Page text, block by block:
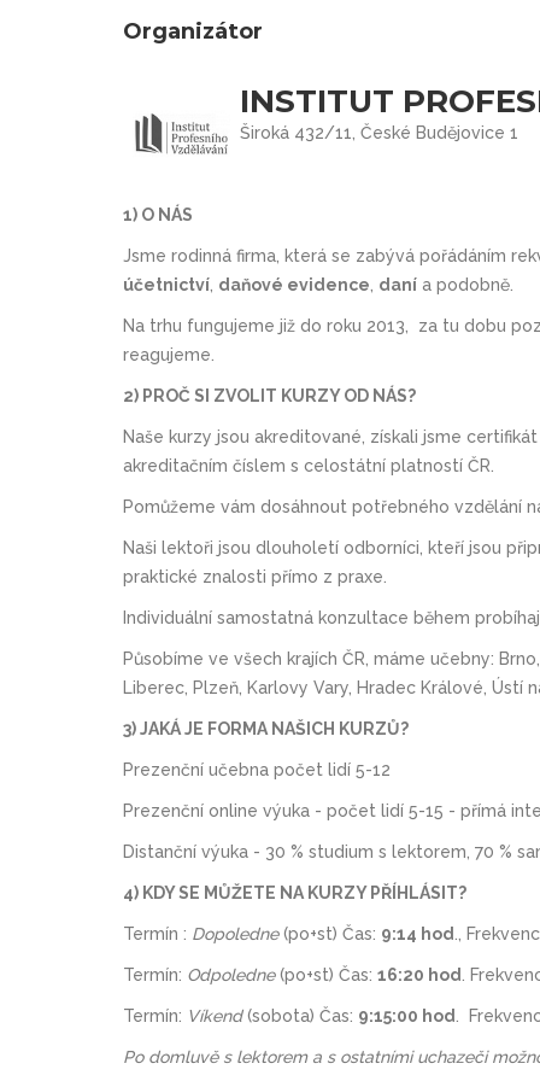
Organizátor
INSTITUT
Široká 432/11, České Budějovice 1
1) O NÁS
Jsme rodinná firma, která se zabývá pořádáním
účetnictví daňové evidence daní a podobně.
Na trhu fungujeme již do roku 2013, za tu dobu
reagujeme.
2) PROČ SI ZVOLIT KURZY OD NÁS?
Naše kurzy jsou akreditované, získali jsme
akreditačním číslem s celostátní platností ČR.
Pomůžeme vám dosáhnout potřebného vzdělání
Naši lektoři jsou dlouholetí odborníci, kteří jsou
praktické znalosti přímo z praxe.
Individuální samostatná konzultace během
Působíme ve všech krajích ČR, máme učebny:
Liberec, Plzeň, Karlovy Vary, Hradec Králové, Ústí
3) JAKÁ JE FORMA NAŠICH KURZŮ?
Prezenční učebna počet lidí 5-12
Prezenční online výuka - počet lidí 5-15 - přímá
Distanční výuka - 30 % studium s lektorem, 70 %
4) KDY SE MŮŽETE NA KURZY PŘÍHLÁSIT?
Termín : Dopoledne(po+st) Čas: 9:14 hod .,
Termín: Odpoledne(po+st) Čas: 16:20 hod .
Termín: Víkend(sobota) Čas: 9:15:00 hod .
Po domluvě s lektorem a s ostatními uchazeči